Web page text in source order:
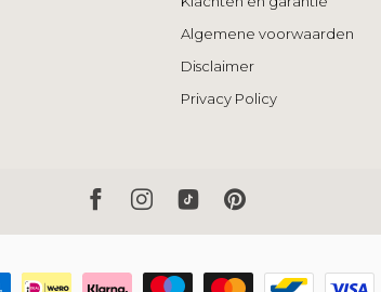
Algemene voorwaarden
Disclaimer
Privacy Policy